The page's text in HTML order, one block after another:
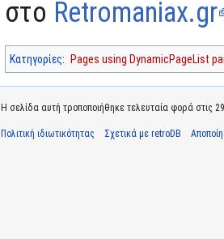
στο Retromaniax.gr
Κατηγορίες: Pages using DynamicPageList
Η σελίδα αυτή τροποποιήθηκε τελευταία φορά στις
Πολιτική ιδιωτικότητας Σχετικά με retroDB